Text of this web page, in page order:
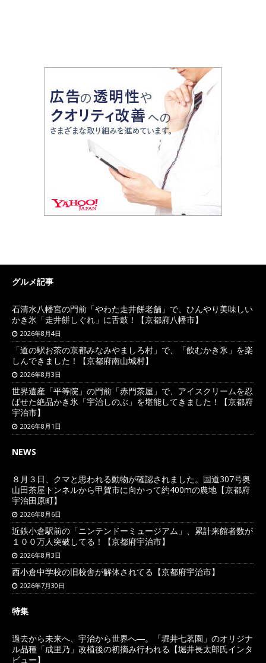
グルメ記事
石清水八幡宮の門前「やわた走井餅老舗」で、ひんやり美味しい
かき氷「走井餅しぐれ」に舌鼓！【京都府八幡市】
2026年8月4日
「道の駅お茶の京都みなみやましろ村」で、「飲むかき氷」を楽
しんできました！【京都府南山城村】
2026年8月3日
世界遺産「平等院」の門前「赤門茶屋」で、アイスクリームを忍
ばせた絶品かき氷「宇治しのぶ」を堪能してきました！【京都府
宇治市】
2026年8月1日
NEWS
８月３日、クマと思われる動物が確認されました。国道307号奥
山田茶屋トンネルから甲賀市に向かって約400mの農地【京都府
宇治田原町】
2026年8月6日
近鉄小倉駅前の「ニンテンドーミュージアム」、累計来館者数が
１００万人突破してる！【京都府宇治市】
2026年8月3日
西小倉中学校の旧校舎が解体されてる【京都府宇治市】
2026年7月30日
特集
過去から未来へ、宇治から世界へ―。「堀井七茗園」のオリジナ
ル品種「成里乃」改植後の初摘み行われる【堀井長太郎氏インタ
ビュー】